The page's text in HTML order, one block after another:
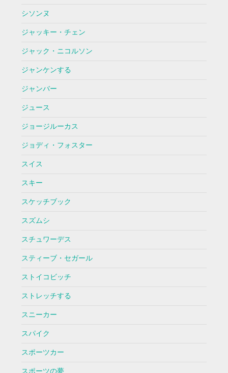
シソンヌ
ジャッキー・チェン
ジャック・ニコルソン
ジャンケンする
ジャンバー
ジュース
ジョージルーカス
ジョディ・フォスター
スイス
スキー
スケッチブック
スズムシ
スチュワーデス
スティーブ・セガール
ストイコビッチ
ストレッチする
スニーカー
スパイク
スポーツカー